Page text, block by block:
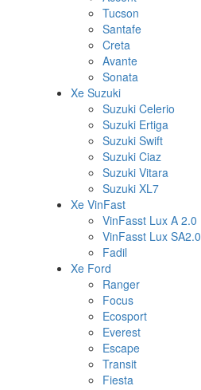
Tucson
Santafe
Creta
Avante
Sonata
Xe Suzuki
Suzuki Celerio
Suzuki Ertiga
Suzuki Swift
Suzuki Ciaz
Suzuki Vitara
Suzuki XL7
Xe VinFast
VinFasst Lux A 2.0
VinFasst Lux SA2.0
Fadil
Xe Ford
Ranger
Focus
Ecosport
Everest
Escape
Transit
Fiesta